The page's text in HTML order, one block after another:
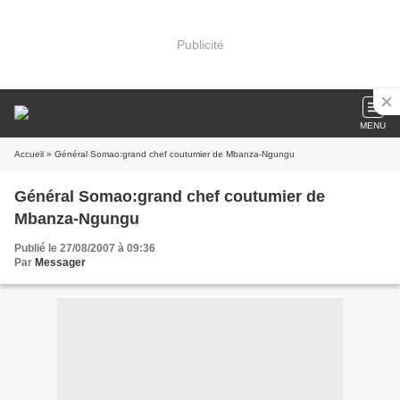
Publicité
MENU
Accueil » Général Somao:grand chef coutumier de Mbanza-Ngungu
Général Somao:grand chef coutumier de
Mbanza-Ngungu
Publié le 27/08/2007 à 09:36
Par Messager